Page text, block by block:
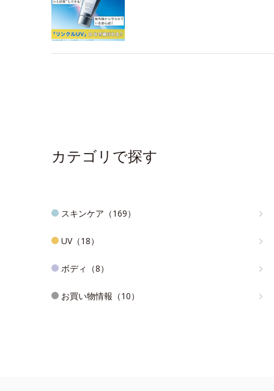
カテゴリで探す
スキンケア（169）
UV（18）
ボディ（8）
お買い物情報（10）